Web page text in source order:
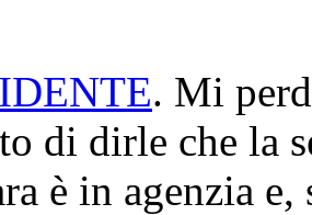
. Mi
di dirle che la
è in agenzia